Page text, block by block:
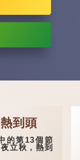
到頭
第13個節
立秋，熱到